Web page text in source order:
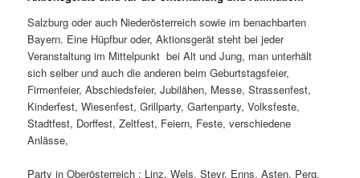
Salzburg oder auch Niederösterreich sowie im benachbarten
Bayern. Eine Hüpfbur oder, Aktionsgerät steht bei jeder
Veranstaltung im Mittelpunkt bei Alt und Jung, man unterhält
sich selber und auch die anderen beim Geburtstagsfeier,
Firmenfeier, Abschiedsfeier, Jubilähen, Messe, Strassenfest,
Kinderfest, Wiesenfest, Grillparty, Gartenparty, Volksfeste,
Stadtfest, Dorffest, Zeltfest, Feiern, Feste, verschiedene
Anlässe,
Party in Oberösterreich : Linz, Wels, Steyr, Enns, Asten, Perg,